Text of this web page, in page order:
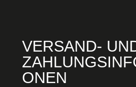
VERSAND-
ONEN